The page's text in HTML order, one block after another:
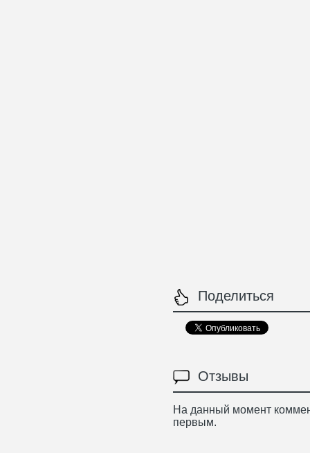
Поделиться
Отзывы
На данный момент
первым.